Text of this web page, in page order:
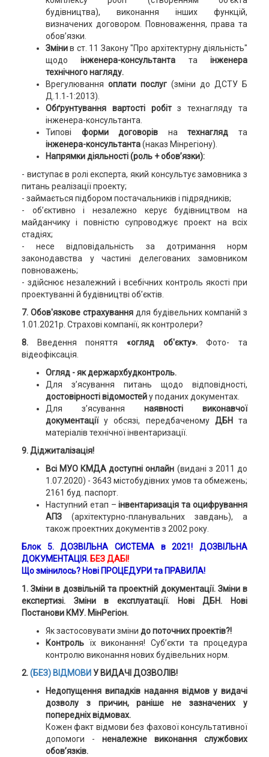
будівництва), виконання інших функцій,
визначених договором. Повноваження, права та
обов’язки.
Змінив ст. 11 Закону "Про архітектурну діяльність"
щодоінженера-консультанта таінженера
технічного нагляду.
Врегулювання оплати послуг (зміни до ДСТУ Б
Д.1.1-1:2013).
Обґрунтування вартості робітз технагляду та
інженера-консультанта.
Типові форми договорів натехнаглядта
інженера-консультанта(наказ Мінрегіону).
Напрямки діяльності (роль + обов’язки):
- виступає в ролі експерта, який консультує замовника з
питань реалізації проекту;
- займається підбором постачальників і підрядників;
- об’єктивно і незалежно керує будівництвом на
майданчику і повністю супроводжує проект на всіх
стадіях;
- несе відповідальність за дотримання норм
законодавства у частині делегованих замовником
повноважень;
- здійснює незалежний і всебічних контроль якості при
проектуванні й будівництві об’єктів.
7. Обов'язкове страхуваннядля будівельних компаній з
1.01.2021р. Страхові компанії, як контролери?
8.
Введення поняття «огляд об'єкту».Фото- та
відеофіксація.
Огляд - як держархбудконтроль.
Для з’ясування питань щодо відповідності,
достовірності відомостейу поданих документах.
Для з’ясуваннянаявності виконавчої
документаціїу обсязі, передбаченому ДБНта
матеріалів технічної інвентаризації.
9. Діджиталізація!
Всі МУО КМДА доступні онлайн (видані з 2011 до
1.07.2020) - 3643 містобудівних умов та обмежень;
2161 буд. паспорт.
Наступний етап –інвентаризація та оцифрування
АПЗ (архітектурно-планувальних завдань), а
також проектних документів з 2002 року.
Блок 5. ДОЗВІЛЬНА СИСТЕМА в 2021! ДОЗВІЛЬНА
ДОКУМЕНТАЦІЯ. БЕЗ ДАБІ!
Що змінилось? Нові ПРОЦЕДУРИ та ПРАВИЛА!
1. Зміни в дозвільній та проектній документації. Зміни в
експертизі. Зміни в експлуатації. Нові ДБН. Нові
Постанови КМУ. МінРегіон.
Як застосовувати зміни до поточних проектів?!
Контроль їх виконання! Суб’єкти та процедура
контролю виконання нових будівельних норм.
2.(БЕЗ) ВІДМОВИ У ВИДАЧІ ДОЗВОЛІВ!
Недопущення випадків надання відмов у видачі
дозволу з причин, раніше не зазначених у
попередніх відмовах.
Кожен факт відмови без фахової консультативної
допомоги - неналежне виконання службових
обов’язків.